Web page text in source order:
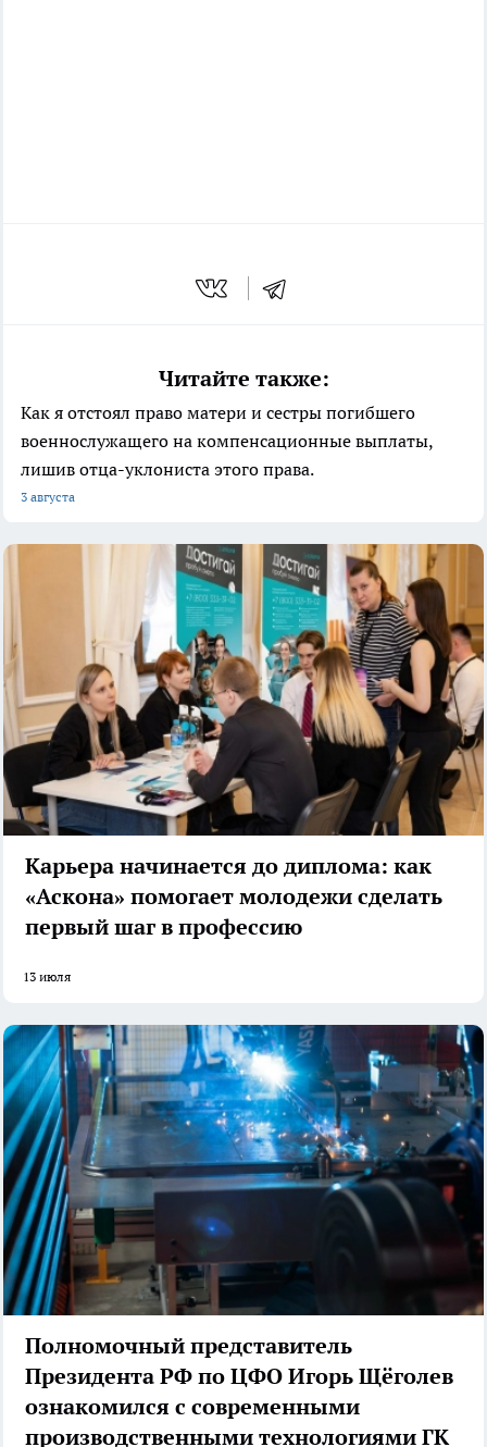
Читайте также:
Как я отстоял право матери и сестры погибшего
военнослужащего на компенсационные выплаты,
лишив отца-уклониста этого права.
3 августа
Карьера начинается до диплома: как
«Аскона» помогает молодежи сделать
первый шаг в профессию
13 июля
Полномочный представитель
Президента РФ по ЦФО Игорь Щёголев
ознакомился с современными
производственными технологиями ГК